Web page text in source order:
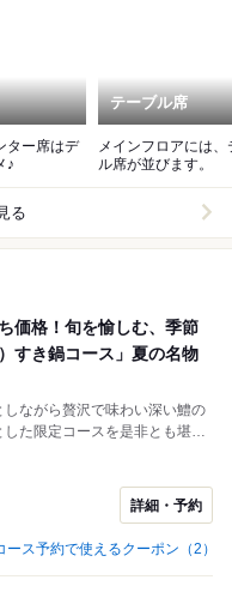
ター席はデ
♪
テーブル席
メインフロアには、
ル席が並びます。
る
価格！旬を愉しむ、季節
すき鍋コース」夏の名物
しながら贅沢で味わい深い鱧の
た限定コースを是非とも堪能
やサラダ、お鍋のシメまで楽
詳細・予約
ース予約で使えるクーポン（2）